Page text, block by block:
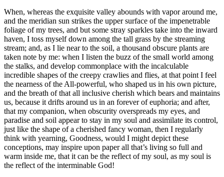
When, whereas the exquisite valley abounds with vapor around me,
and the meridian sun strikes the upper surface of the impenetrable
foliage of my trees, and but some stray sparkles take into the inward
haven, I toss myself down among the tall grass by the streaming
stream; and, as I lie near to the soil, a thousand obscure plants are
taken note by me: when I listen the buzz of the small world among
the stalks, and develop commonplace with the incalculable
incredible shapes of the creepy crawlies and flies, at that point I feel
the nearness of the All-powerful, who shaped us in his own picture,
and the breath of that all inclusive cherish which bears and maintains
us, because it drifts around us in an forever of euphoria; and after,
that my companion, when obscurity overspreads my eyes, and
paradise and soil appear to stay in my soul and assimilate its control,
just like the shape of a cherished fancy woman, then I regularly
think with yearning, Goodness, would I might depict these
conceptions, may inspire upon paper all that’s living so full and
warm inside me, that it can be the reflect of my soul, as my soul is
the reflect of the interminable God!